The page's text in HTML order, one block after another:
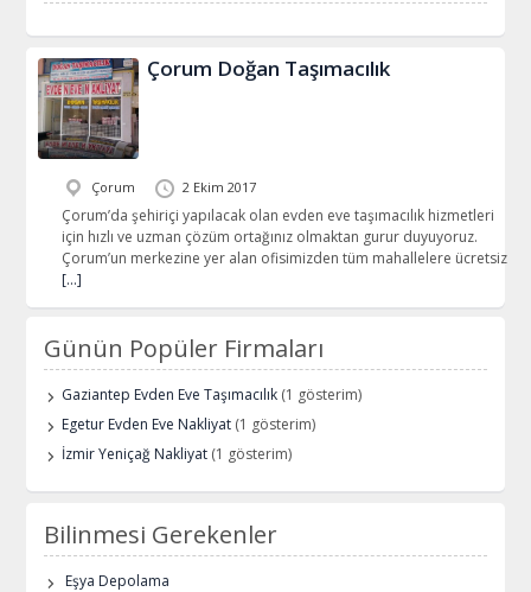
Çorum Doğan Taşımacılık
Çorum 2 Ekim 2017
Çorum’da şehiriçi yapılacak olan evden eve taşımacılık hizmetleri
için hızlı ve uzman çözüm ortağınız olmaktan gurur duyuyoruz.
Çorum’un merkezine yer alan ofisimizden tüm mahallelere ücretsiz
[…]
Günün Popüler Firmaları
Gaziantep Evden Eve Taşımacılık (1 gösterim)
Egetur Evden Eve Nakliyat (1 gösterim)
İzmir Yeniçağ Nakliyat (1 gösterim)
Bilinmesi Gerekenler
Eşya Depolama